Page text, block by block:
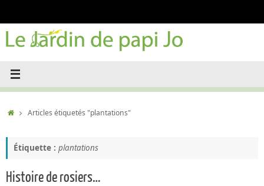
contenu
Accueil
Articles étiquetés "plantations"
Étiquette : plantations
Histoire de rosiers…